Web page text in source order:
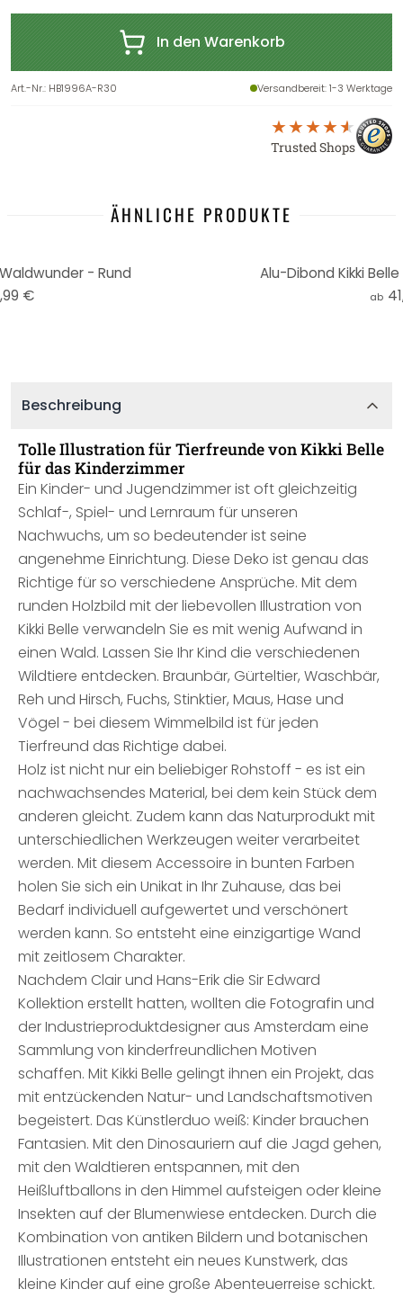
In den Warenkorb
Art.-Nr.: HB1996A-R30 Versandbereit: 1-3 Werktage
Trusted Shops
ÄHNLICHE PRODUKTE
- Rund
€
Alu-Dibond Kikki
ab
Beschreibung
Tolle Illustration für Tierfreunde von Kikki Belle
für das Kinderzimmer
Ein Kinder- und Jugendzimmer ist oft gleichzeitig
Schlaf-, Spiel- und Lernraum für unseren
Nachwuchs, um so bedeutender ist seine
angenehme Einrichtung. Diese Deko ist genau das
Richtige für so verschiedene Ansprüche. Mit dem
runden Holzbild mit der liebevollen Illustration von
Kikki Belle verwandeln Sie es mit wenig Aufwand in
einen Wald. Lassen Sie Ihr Kind die verschiedenen
Wildtiere entdecken. Braunbär, Gürteltier, Waschbär,
Reh und Hirsch, Fuchs, Stinktier, Maus, Hase und
Vögel - bei diesem Wimmelbild ist für jeden
Tierfreund das Richtige dabei.
Holz ist nicht nur ein beliebiger Rohstoff - es ist ein
nachwachsendes Material, bei dem kein Stück dem
anderen gleicht. Zudem kann das Naturprodukt mit
unterschiedlichen Werkzeugen weiter verarbeitet
werden. Mit diesem Accessoire in bunten Farben
holen Sie sich ein Unikat in Ihr Zuhause, das bei
Bedarf individuell aufgewertet und verschönert
werden kann. So entsteht eine einzigartige Wand
mit zeitlosem Charakter.
Nachdem Clair und Hans-Erik die Sir Edward
Kollektion erstellt hatten, wollten die Fotografin und
der Industrieproduktdesigner aus Amsterdam eine
Sammlung von kinderfreundlichen Motiven
schaffen. Mit Kikki Belle gelingt ihnen ein Projekt, das
mit entzückenden Natur- und Landschaftsmotiven
begeistert. Das Künstlerduo weiß: Kinder brauchen
Fantasien. Mit den Dinosauriern auf die Jagd gehen,
mit den Waldtieren entspannen, mit den
Heißluftballons in den Himmel aufsteigen oder kleine
Insekten auf der Blumenwiese entdecken. Durch die
Kombination von antiken Bildern und botanischen
Illustrationen entsteht ein neues Kunstwerk, das
kleine Kinder auf eine große Abenteuerreise schickt.